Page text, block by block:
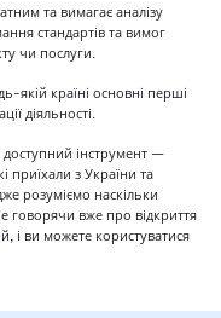
та вимагає аналізу
стандартів та вимог
чи послуги.
якій країні основні перші
діяльності.
інструмент —
приїхали з України та
розуміємо наскільки
говорячи вже про відкриття
і ви можете користуватися